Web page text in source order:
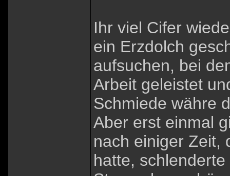
Ihr viel Cifer
ein Erzdolch
aufsuchen, bei
Arbeit geleistet
Schmiede währe
Aber erst einmal
nach einiger Zeit,
hatte,